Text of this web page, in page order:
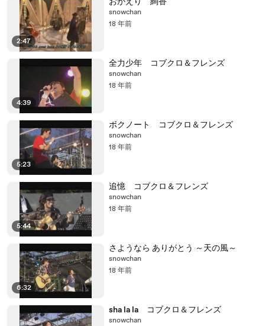
2:47
snowchan
18 年前
4:39
全力少年 コブクロ＆フレンズ
snowchan
18 年前
5:23
ボクノート コブクロ＆フレンズ
snowchan
18 年前
5:44
追憶 コブクロ＆フレンズ
snowchan
18 年前
6:32
さようなら ありがとう ～天の風～
snowchan
18 年前
sha la la コブクロ＆フレンズ
snowchan